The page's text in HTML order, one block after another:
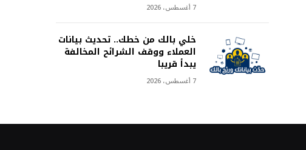
7 أغسطس، 2026
خلي بالك من خطك.. تحديث بيانات
العملاء ووقف الشرائح المخالفة
يبدأ قريبا
7 أغسطس، 2026